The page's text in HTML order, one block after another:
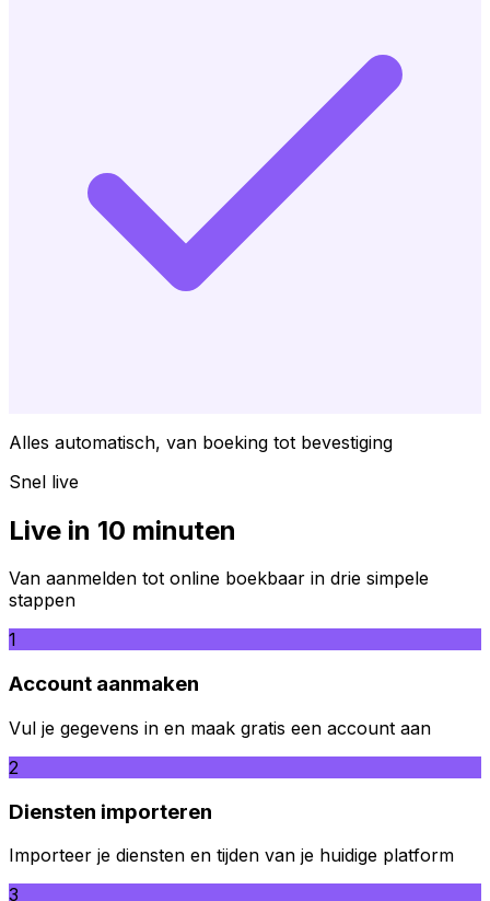
Alles automatisch, van boeking tot bevestiging
Snel live
Live in 10 minuten
Van aanmelden tot online boekbaar in drie simpele
stappen
1
Account aanmaken
Vul je gegevens in en maak gratis een account aan
2
Diensten importeren
Importeer je diensten en tijden van je huidige platform
3